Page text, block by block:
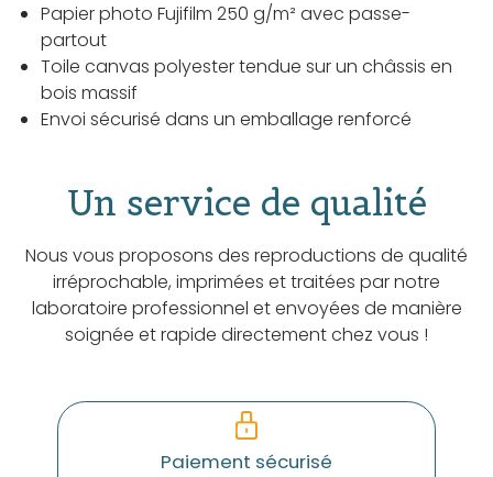
Papier photo Fujifilm 250 g/m² avec passe-
partout
Toile canvas polyester tendue sur un châssis en
bois massif
Envoi sécurisé dans un emballage renforcé
Un service de qualité
Nous vous proposons des reproductions de qualité
irréprochable, imprimées et traitées par notre
laboratoire professionnel et envoyées de manière
soignée et rapide directement chez vous !
Paiement sécurisé